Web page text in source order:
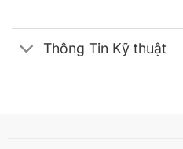
Thông Tin Kỹ thuật